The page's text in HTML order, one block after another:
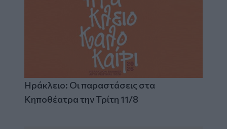
Ηράκλειο: Οι παραστάσεις στα
Κηποθέατρα την Τρίτη 11/8